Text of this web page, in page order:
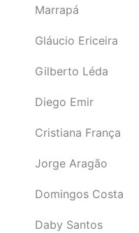
Marrapá
Gláucio Ericeira
Gilberto Léda
Diego Emir
Cristiana França
Jorge Aragão
Domingos Costa
Daby Santos